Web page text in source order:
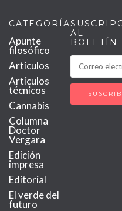
CATEGORÍAS
Apunte
filosófico
Artículos
Artículos
técnicos
Cannabis
Columna
Doctor
Vergara
Edición
impresa
Editorial
El verde del
futuro
AL
BOLETÍN